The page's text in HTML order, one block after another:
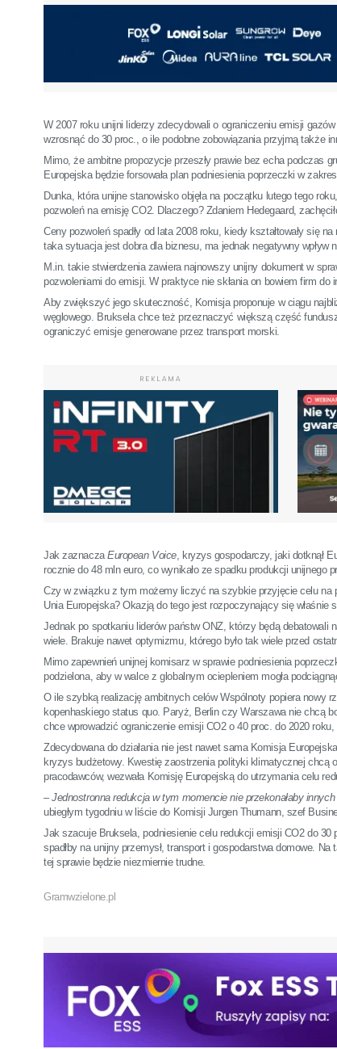
W 2007 roku unijni liderzy zdecydowali o ograniczeniu emisji
wzrosnąć do 30 proc., o ile podobne zobowiązania przyjmą także
Mimo, że ambitne propozycje przeszły prawie bez echa podczas
Europejska będzie forsowała plan podniesienia poprzeczki w
Dunka, która unijne stanowisko objęła na początku lutego tego
pozwoleń na emisję CO2. Dlaczego? Zdaniem Hedegaard,
Ceny pozwoleń spadły od lata 2008 roku, kiedy kształtowały się
taka sytuacja jest dobra dla biznesu, ma jednak negatywny wpływ
M.in. takie stwierdzenia zawiera najnowszy unijny dokument w
pozwoleniami do emisji. W praktyce nie skłania on bowiem firm do
Aby zwiększyć jego skuteczność, Komisja proponuje w ciągu
węglowego. Bruksela chce też przeznaczyć większą część
ograniczyć emisje generowane przez transport morski.
REKLAMA
Jak zaznaczaEuropean Voice, kryzys gospodarczy, jaki dotknął
rocznie do 48 mln euro, co wynikało ze spadku produkcji unijnego
Czy w związku z tym możemy liczyć na szybkie przyjęcie celu na
Unia Europejska? Okazją do tego jest rozpoczynający się właśnie
Jednak po spotkaniu liderów państw ONZ, którzy będą
wiele. Brakuje nawet optymizmu, którego było tak wiele przed
Mimo zapewnień unijnej komisarz w sprawie podniesienia
podzielona, aby w walce z globalnym ociepleniem mogła
O ile szybką realizację ambitnych celów Wspólnoty popiera nowy
kopenhaskiego status quo. Paryż, Berlin czy Warszawa nie chcą
chce wprowadzić ograniczenie emisji CO2 o 40 proc. do 2020
Zdecydowana do działania nie jest nawet sama Komisja
kryzys budżetowy. Kwestię zaostrzenia polityki klimatycznej chcą
pracodawców, wezwała Komisję Europejską do utrzymania celu
– Jednostronna redukcja w tym momencie nie przekonałaby
ubiegłym tygodniu w liście do Komisji Jurgen Thumann, szef
Jak szacuje Bruksela, podniesienie celu redukcji emisji CO2 do
spadłby na unijny przemysł, transport i gospodarstwa domowe.
tej sprawie będzie niezmiernie trudne.
Gramwzielone.pl